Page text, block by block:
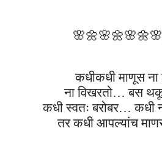
🌸🌼🌸🌼🌸🌼
कधीकधी माणूस
ना विखरतो… बस
कधी स्वतः बरोबर… कधी
तर कधी आपल्यांच